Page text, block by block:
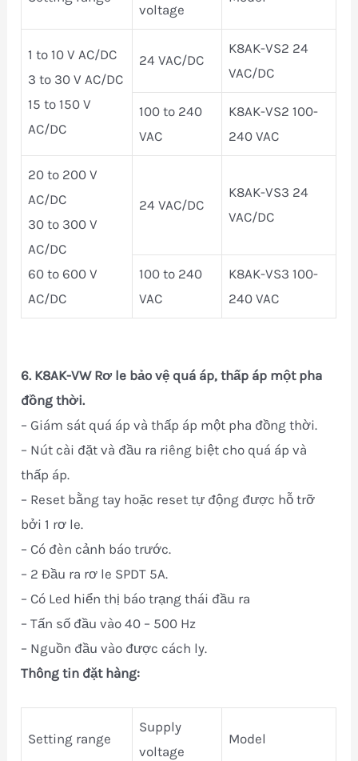
voltage
1 to 10 V AC/DC
3 to 30 V AC/DC
15 to 150 V
AC/DC
24 VAC/DC
K8AK-VS2 24
VAC/DC
100 to 240
VAC
K8AK-VS2 100-
240 VAC
20 to 200 V
AC/DC
30 to 300 V
AC/DC
60 to 600 V
AC/DC
24 VAC/DC
K8AK-VS3 24
VAC/DC
100 to 240
VAC
K8AK-VS3 100-
240 VAC
6. K8AK-VW Rơ le bảo vệ quá áp, thấp áp một pha
đồng thời.
– Giám sát quá áp và thấp áp một pha đồng thời.
– Nút cài đặt và đầu ra riêng biệt cho quá áp và
thấp áp.
– Reset bằng tay hoặc reset tự động được hỗ trỡ
bởi 1 rơ le.
– Có đèn cảnh báo trước.
– 2 Đầu ra rơ le SPDT 5A.
– Có Led hiển thị báo trạng thái đầu ra
– Tấn số đầu vào 40 – 500 Hz
– Nguồn đầu vào được cách ly.
Thông tin đặt hàng:
Setting range
Supply
voltage
Model